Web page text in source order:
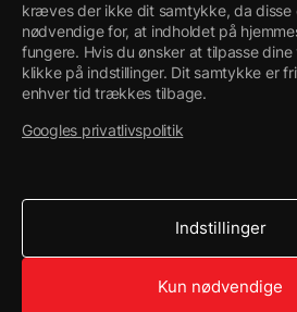
kræves der ikke dit samtykke, da disse
nødvendige for, at indholdet på
fungere. Hvis du ønsker at tilpasse dine
klikke på indstillinger. Dit samtykke er
enhver tid trækkes tilbage.
Googles privatlivspolitik
Indstillinger
Kun nødvendige